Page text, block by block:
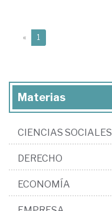
« 1
Materias
CIENCIAS SOCIALES
DERECHO
ECONOMÍA